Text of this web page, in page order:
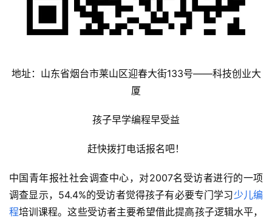
地址：山东省烟台市莱山区迎春大街133号——科技创业大
厦
孩子早学编程早受益
赶快拨打电话报名吧！
中国青年报社社会调查中心，对2007名受访者进行的一项
调查显示，54.4%的受访者觉得孩子有必要专门学习少儿编
程培训课程。这些受访者主要希望借此提高孩子逻辑水平，